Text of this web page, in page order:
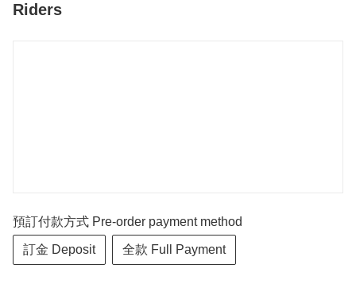
Riders
預訂付款方式 Pre-order payment method
訂金 Deposit 全款 Full Payment